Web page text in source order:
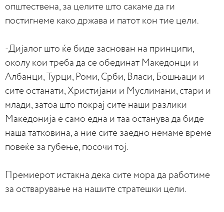
општествена, за целите што сакаме да ги
постигнеме како држава и патот кон тие цели.
-Дијалог што ќе биде заснован на принципи,
околу кои треба да се обединат Македонци и
Албанци, Турци, Роми, Срби, Власи, Бошњаци и
сите останати, Христијани и Муслимани, стари и
млади, затоа што покрај сите наши разлики
Македонија е само една и таа останува да биде
наша татковина, а ние сите заедно немаме време
повеќе за губење, посочи тој.
Премиерот истакна дека сите мора да работиме
за остварување на нашите стратешки цели.